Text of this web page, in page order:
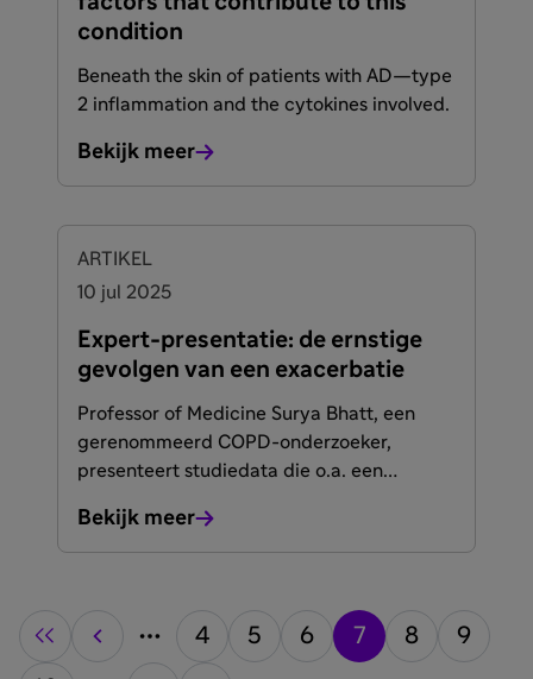
condition
Beneath the skin of patients with AD—type
2 inflammation and the cytokines involved.
Bekijk meer
ARTIKEL
10 jul 2025
Expert-presentatie: de ernstige
gevolgen van een exacerbatie
Professor of Medicine Surya Bhatt, een
gerenommeerd COPD-onderzoeker,
presenteert studiedata die o.a. een
mortaliteit na een exacerbatie aantonen:
Bekijk meer
4 5 6 7 8 9